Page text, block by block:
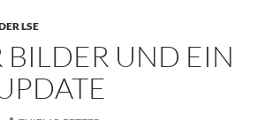
LSE
BILDER UND EIN